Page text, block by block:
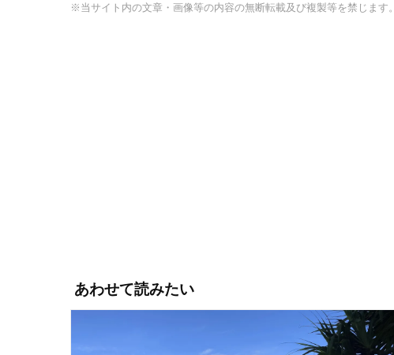
※当サイト内の文章・画像等の内容の無断転載及び複製等を禁じます。
あわせて読みたい